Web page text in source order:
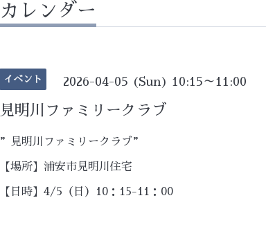
カレンダー
イベント 2026-04-05 (Sun) 10:15～11:00
見明川ファミリークラブ
”見明川ファミリークラブ”
【場所】浦安市見明川住宅
【日時】4/5（日）10：15-11：00